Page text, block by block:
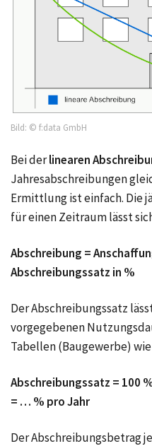
Bild: © f:data GmbH
Bei derlinearen
Jahresabschreibungen
Ermittlung ist einfach. Die
für einen Zeitraum lässt
Abschreibung =
Abschreibungssatz in %
Der Abschreibungssatz
vorgegebenen
Tabellen (Baugewerbe)
Abschreibungssatz = 100
= … % pro Jahr
Der Abschreibungsbetrag